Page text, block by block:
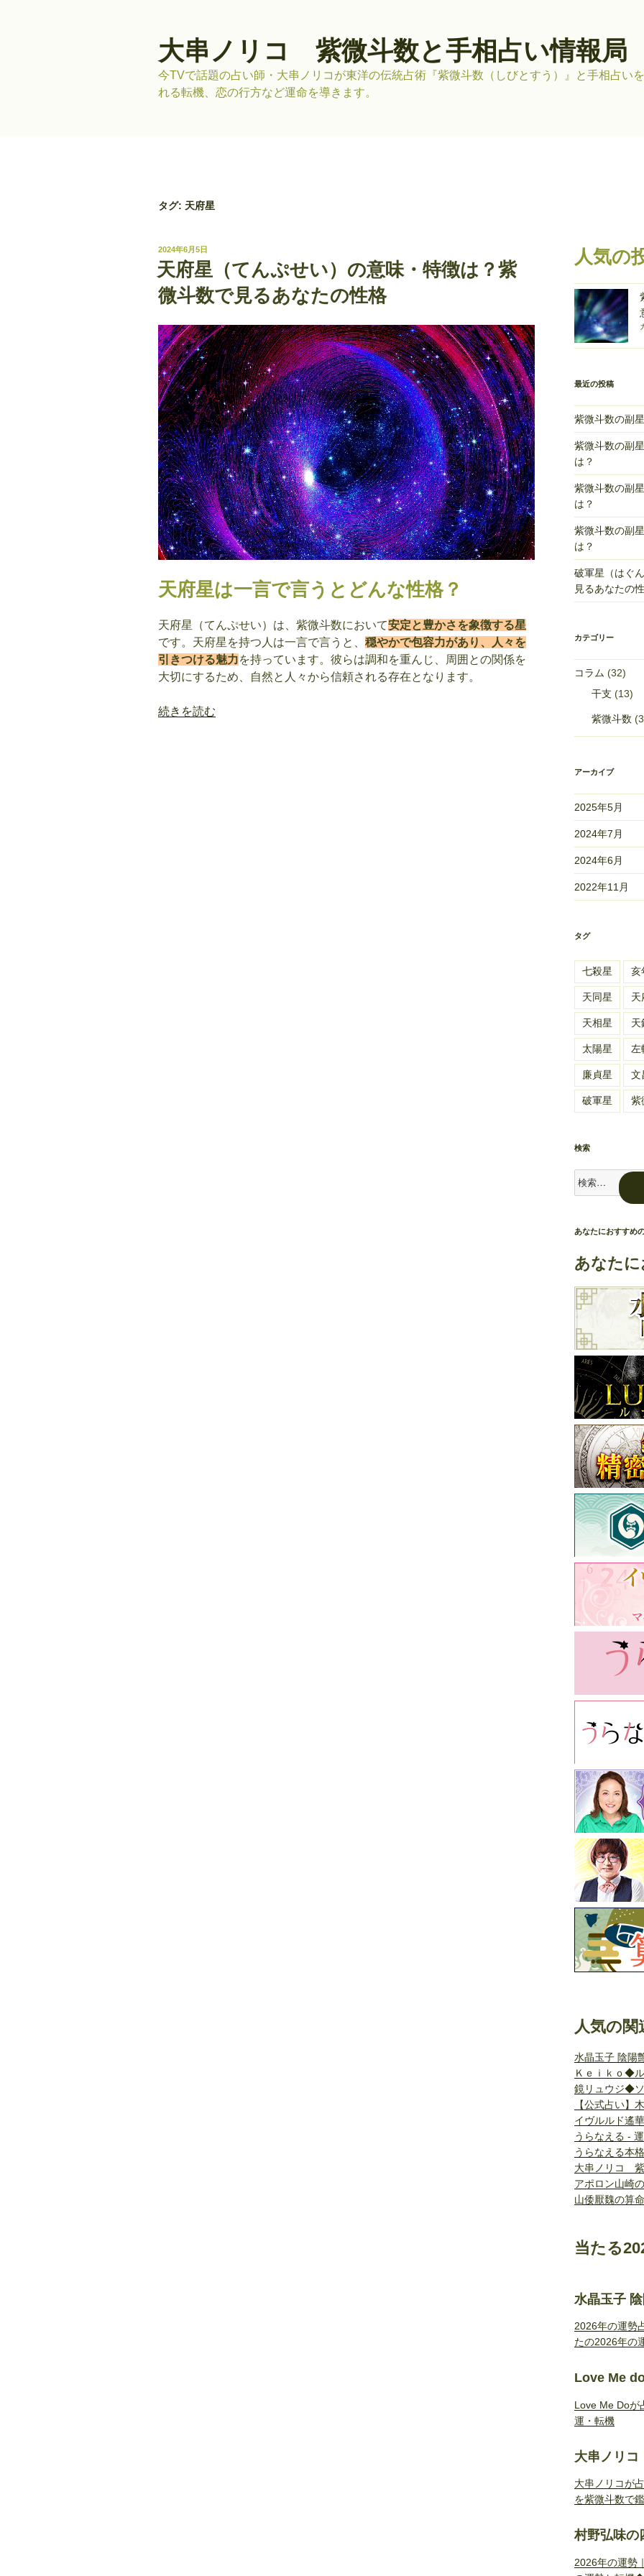
大串ノリコ 紫微斗数と手相占い情報局
今TVで話題の占い師・大串ノリコが東洋の伝統占術『紫微斗数（しびとすう）』と手相占い
れる転機、恋の行方など運命を導きます。
タグ: 天府星
投
稿
日:
2024年6月5日
天府星（てんぷせい）の意味・特徴は？紫
微斗数で見るあなたの性格
天府星は一言で言うとどんな性格？
天府星（てんぷせい）は、紫微斗数において安定と豊かさを象徴する星
です。天府星を持つ人は一言で言うと、 穏やかで包容力があり、人々を
引きつける魅力を持っています。彼らは調和を重んじ、周囲との関係を
大切にするため、自然と人々から信頼される存在となります。
“天
続きを読む
人気の
最近の投稿
紫微斗数の副
紫微斗数の副
は？
紫微斗数の副
は？
紫微斗数の副
は？
破軍星（はぐ
見るあなたの
カテゴリー
コラム (32)
干支 (13)
紫微斗数
アーカイブ
2025年5月
2024年7月
2024年6月
2022年11月
タグ
七殺星 亥
天同星 天
天相星 天
太陽星 左
廉貞星 文
破軍星 紫
検索
検
索:
あなたにおすすめ
あなた
人気の
水晶玉子 陰陽
Ｋｅｉｋｏ◆
鏡リュウジ◆
【公式占い】
イヴルルド遙
うらなえる -
うらなえる本
大串ノリコ
アポロン山崎
山倭厭魏の算
当たる
水晶玉子
2026年の運勢
たの2026年の
Love Me
Love Me Doが
運・転機
大串ノリ
大串ノリコが
を紫微斗数で
村野弘味の
2026年の運勢